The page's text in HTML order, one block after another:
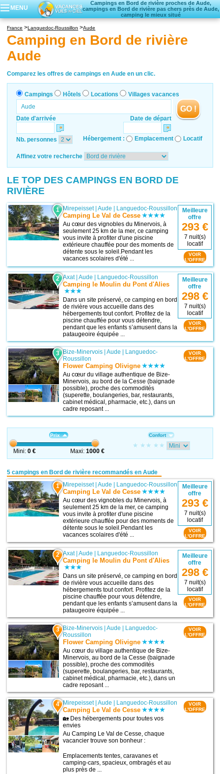
MENU
Campings en Bord de rivière proches de Aude,
campings en Bord de rivière pas chers près de Aude,
camping le mieux situé
Hôtels
Locations vacances
France Languedoc-Roussillon Aude
Camping en Bord de rivière
Aude
Comparez les offres de campings en Aude en un clic.
Campings Hôtels Locations Villages vacances
Date d'arrivée Date de départ
GO !
Nb. personnes Hébergement : Emplacement Locatif
Affinez votre recherche
LE TOP DES CAMPINGS EN BORD DE
RIVIÈRE
1 Mirepeisset|Aude | Languedoc-Roussillon
Camping Le Val de Cesse
Au cœur des vignobles du Minervois, à
seulement 25 km de la mer, ce camping
vous invite à profiter d'une piscine
extérieure chauffée pour des moments de
détente sous le soleil.Pendant les
vacances scolaires d'été ...
Meilleure
offre
293 €
7 nuit(s)
locatif
VOIR
L'OFFRE
2 Axat|Aude Languedoc-Roussillon
Camping le Moulin du Pont d'Alies
Dans un site préservé, ce camping en bord
de rivière vous accueille dans des
hébergements tout confort. Profitez de la
piscine chauffée pour vous détendre,
pendant que les enfants s’amusent dans la
pataugeoire équipée ...
Meilleure
offre
298 €
7 nuit(s)
locatif
VOIR
L'OFFRE
3 Bize-Minervois |Aude
Languedoc-
Roussillon
Flower Camping Olivigne
Au cœur du village authentique de Bize-
Minervois, au bord de la Cesse (baignade
possible), proche des commodités
(superette, boulangeries, bar, restaurants,
cabinet médical, pharmacie, etc.), dans un
cadre reposant ...
VOIR
L'OFFRE
Prix
Mini: 0 € Maxi: 1000 €
Confort
5 campings en Bord de rivière recommandés en Aude
1 Mirepeisset|Aude | Languedoc-Roussillon
Camping Le Val de Cesse
Au cœur des vignobles du Minervois, à
seulement 25 km de la mer, ce camping
vous invite à profiter d'une piscine
extérieure chauffée pour des moments de
détente sous le soleil.Pendant les
vacances scolaires d'été ...
Meilleure
offre
293 €
7 nuit(s)
locatif
VOIR
L'OFFRE
2 Axat|Aude Languedoc-Roussillon
Camping le Moulin du Pont d'Alies
Dans un site préservé, ce camping en bord
de rivière vous accueille dans des
hébergements tout confort. Profitez de la
piscine chauffée pour vous détendre,
pendant que les enfants s’amusent dans la
pataugeoire équipée ...
Meilleure
offre
298 €
7 nuit(s)
locatif
VOIR
L'OFFRE
3 Bize-Minervois |Aude
Languedoc-
Roussillon
Flower Camping Olivigne
Au cœur du village authentique de Bize-
Minervois, au bord de la Cesse (baignade
possible), proche des commodités
(superette, boulangeries, bar, restaurants,
cabinet médical, pharmacie, etc.), dans un
cadre reposant ...
VOIR
L'OFFRE
4 Mirepeisset|Aude Languedoc-Roussillon
Camping Le Val de Cesse
🏡 Des hébergements pour toutes vos
envies
Au Camping Le Val de Cesse, chaque
vacancier trouve son bonheur :
Emplacements tentes, caravanes et
camping-cars, spacieux, ombragés et au
plus près de ...
VOIR
L'OFFRE